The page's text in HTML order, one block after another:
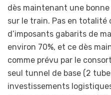
dès maintenant une
sur le train. Pas en totalité
d’imposants gabarits de
environ 70%, et ce dès
comme prévu par le
seul tunnel de base (2
investissements